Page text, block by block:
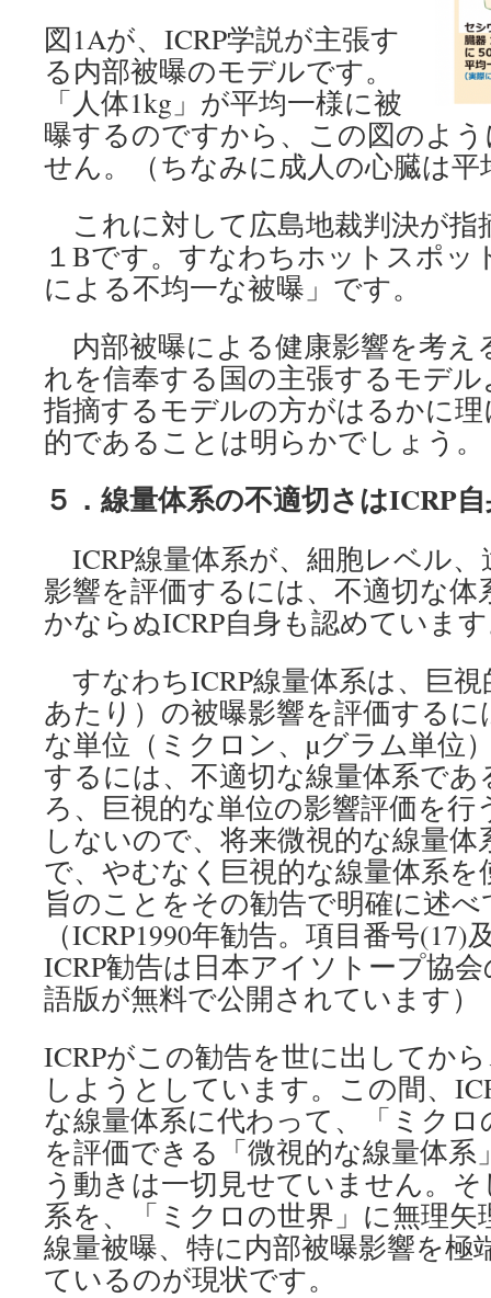
図1Aが、ICRP学説が主張す
る内部被曝のモデルです。
「人体1kg」が平均一様に被
曝するのですから、この図のよ
せん。（ちなみに成人の心臓は平
これに対して広島地裁判決が指
１Bです。すなわちホットスポッ
による不均一な被曝」です。
内部被曝による健康影響を考え
れを信奉する国の主張するモデ
指摘するモデルの方がはるかに
的であることは明らかでしょう。
５．線量体系の不適切さはICRP
ICRP線量体系が、細胞レベル
影響を評価するには、不適切な
かならぬICRP自身も認めていま
すなわちICRP線量体系は、巨視
あたり）の被曝影響を評価する
な単位（ミクロン、µグラム単位
するには、不適切な線量体系で
ろ、巨視的な単位の影響評価を行
しないので、将来微視的な線量
で、やむなく巨視的な線量体系
旨のことをその勧告で明確に述
（ICRP1990年勧告。項目番号
ICRP勧告は日本アイソトープ協
語版が無料で公開されています）
ICRPがこの勧告を世に出してか
しようとしています。この間、
な線量体系に代わって、「ミク
を評価できる「微視的な線量体
う動きは一切見せていません。
系を、「ミクロの世界」に無理
線量被曝、特に内部被曝影響を極
ているのが現状です。